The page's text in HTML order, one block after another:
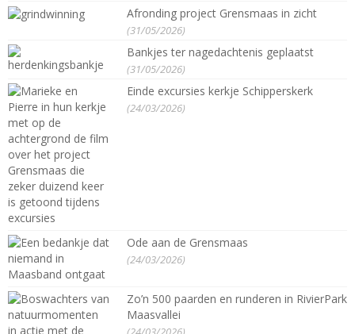
Afronding project Grensmaas in zicht
(31/05/2026)
Bankjes ter nagedachtenis geplaatst
(31/05/2026)
Einde excursies kerkje Schipperskerk
(24/03/2026)
Ode aan de Grensmaas
(24/03/2026)
Zo’n 500 paarden en runderen in RivierPark
Maasvallei